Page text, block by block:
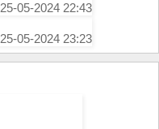
25-05-2024 22:43
25-05-2024 23:23